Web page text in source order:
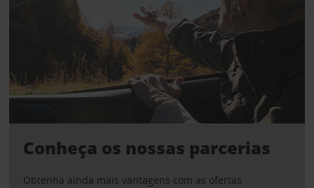
Conheça os nossas parcerias
Obtenha ainda mais vantagens com as ofertas